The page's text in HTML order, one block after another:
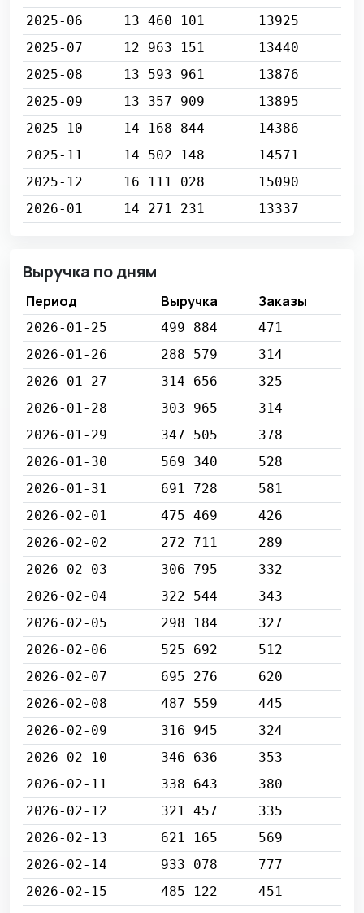
2025-06
13 460 101
13925
2025-07
12 963 151
13440
2025-08
13 593 961
13876
2025-09
13 357 909
13895
2025-10
14 168 844
14386
2025-11
14 502 148
14571
2025-12
16 111 028
15090
2026-01
14 271 231 13337
Выручка по дням
Период Выручка Заказы
2026-01-25 499 884
471
2026-01-26
288 579
314
2026-01-27
314 656
325
2026-01-28
303 965
314
2026-01-29
347 505
378
2026-01-30
569 340
528
2026-01-31
691 728
581
2026-02-01
475 469
426
2026-02-02
272 711
289
2026-02-03
306 795
332
2026-02-04
322 544
343
2026-02-05
298 184
327
2026-02-06
525 692
512
2026-02-07
695 276
620
2026-02-08
487 559
445
2026-02-09
316 945
324
2026-02-10
346 636
353
2026-02-11
338 643
380
2026-02-12
321 457
335
2026-02-13
621 165
569
2026-02-14
933 078
777
2026-02-15
485 122
451